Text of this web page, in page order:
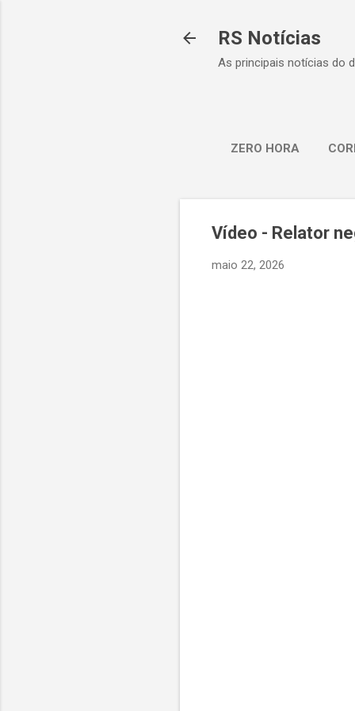
RS Notícias
As principais notícias do
ZERO HORA
Vídeo - Relator
maio 22, 2026